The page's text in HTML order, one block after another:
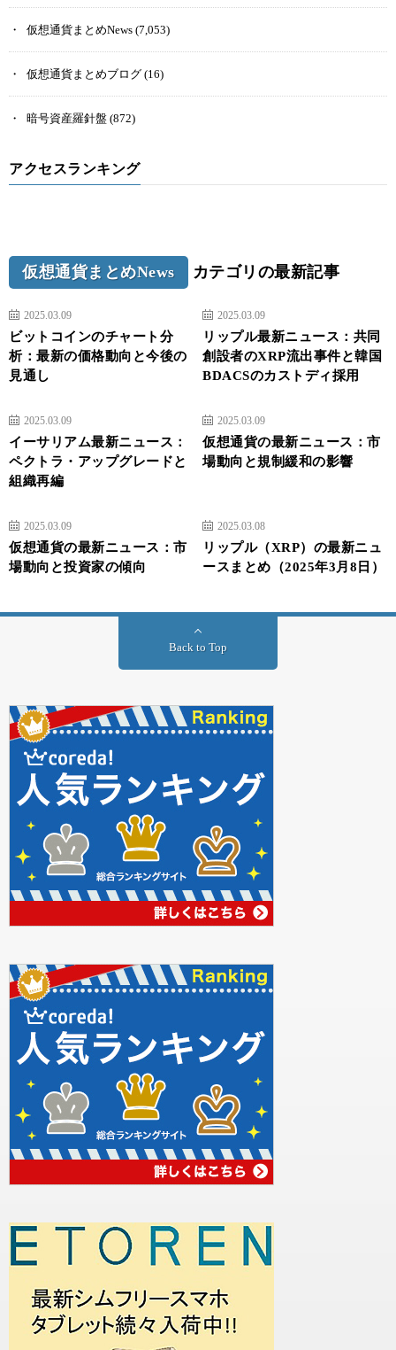
仮想通貨まとめNews (7,053)
仮想通貨まとめブログ (16)
暗号資産羅針盤 (872)
アクセスランキング
仮想通貨まとめNews カテゴリの最新記事
2025.03.09
ビットコインのチャート分
析：最新の価格動向と今後の
見通し
2025.03.09
リップル最新ニュース：共同
創設者のXRP流出事件と韓国
BDACSのカストディ採用
2025.03.09
イーサリアム最新ニュース：
ペクトラ・アップグレードと
組織再編
2025.03.09
仮想通貨の最新ニュース：市
場動向と規制緩和の影響
2025.03.09
仮想通貨の最新ニュース：市
場動向と投資家の傾向
2025.03.08
リップル（XRP）の最新ニュ
ースまとめ（2025年3月8日）
Back to Top